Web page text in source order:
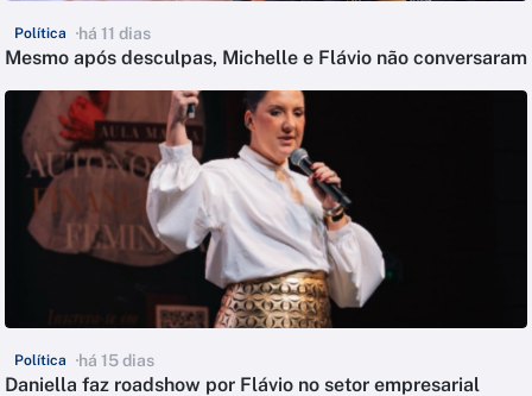
Política há 11 dias
Mesmo após desculpas, Michelle e Flávio não conversaram
Política há 15 dias
Daniella faz roadshow por Flávio no setor empresarial